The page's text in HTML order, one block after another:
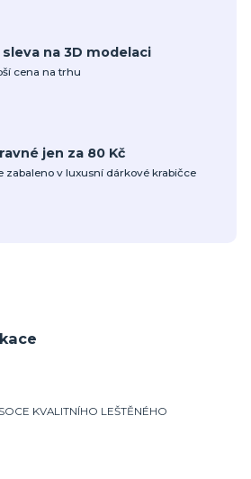
sleva na 3D modelaci
cena na trhu
jen za 80 Kč
zabaleno v luxusní dárkové krabičce
KVALITNÍHO LEŠTĚNÉHO